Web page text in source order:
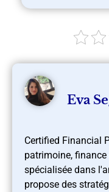
Eva
Certified Financial
patrimoine,
spécialisée dans
propose des